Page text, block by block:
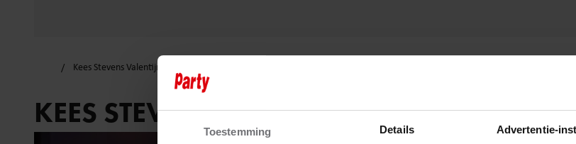
Toestemming Details Advertentie-
Kees Stevens Valentijn
KEES STEVENS VALENTIJN